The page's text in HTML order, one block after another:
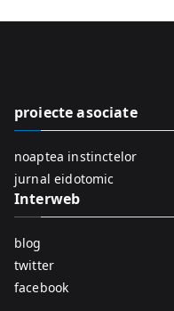
proiecte asociate
noaptea instinctelor
jurnal eidotomic
Interweb
blog
twitter
facebook